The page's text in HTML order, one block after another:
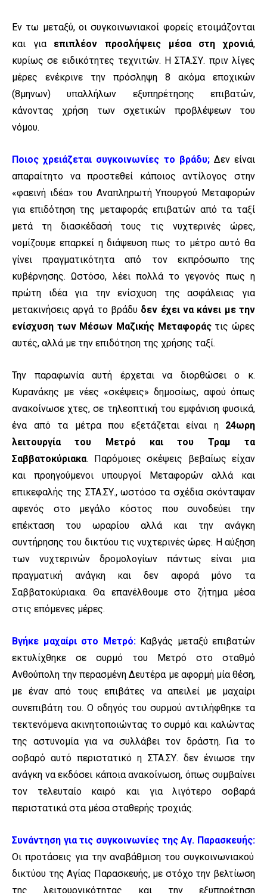
Εν τω μεταξύ, οι συγκοινωνιακοί φορείς ετοιμάζονται
και για επιπλέον προσλήψεις μέσα στη χρονιά,
κυρίως σε ειδικότητες τεχνιτών. Η ΣΤΑ.ΣΥ. πριν λίγες
μέρες ενέκρινε την πρόσληψη 8 ακόμα εποχικών
(8μηνων) υπαλλήλων εξυπηρέτησης επιβατών,
κάνοντας χρήση των σχετικών προβλέψεων του
νόμου.
Ποιος χρειάζεται συγκοινωνίες το βράδυ;Δεν είναι
απαραίτητο να προστεθεί κάποιος αντίλογος στην
«φαεινή ιδέα» του Αναπληρωτή Υπουργού Μεταφορών
για επιδότηση της μεταφοράς επιβατών από τα ταξί
μετά τη διασκέδασή τους τις νυχτερινές ώρες,
νομίζουμε επαρκεί η διάψευση πως το μέτρο αυτό θα
γίνει πραγματικότητα από τον εκπρόσωπο της
κυβέρνησης. Ωστόσο, λέει πολλά το γεγονός πως η
πρώτη ιδέα για την ενίσχυση της ασφάλειας για
μετακινήσεις αργά το βράδυ δεν έχει να κάνει με την
ενίσχυση των Μέσων Μαζικής Μεταφοράςτις ώρες
αυτές, αλλά με την επιδότηση της χρήσης ταξί.
Την παραφωνία αυτή έρχεται να διορθώσει ο κ.
Κυρανάκης με νέες «σκέψεις» δημοσίως, αφού όπως
ανακοίνωσε χτες, σε τηλεοπτική του εμφάνιση φυσικά,
ένα από τα μέτρα που εξετάζεται είναι η 24ωρη
λειτουργία του Μετρό και του Τραμ τα
Σαββατοκύριακα. Παρόμοιες σκέψεις βεβαίως είχαν
και προηγούμενοι υπουργοί Μεταφορών αλλά και
επικεφαλής της ΣΤΑ.ΣΥ., ωστόσο τα σχέδια σκόνταψαν
αφενός στο μεγάλο κόστος που συνοδεύει την
επέκταση του ωραρίου αλλά και την ανάγκη
συντήρησης του δικτύου τις νυχτερινές ώρες. Η αύξηση
των νυχτερινών δρομολογίων πάντως είναι μια
πραγματική ανάγκη και δεν αφορά μόνο τα
Σαββατοκύριακα. Θα επανέλθουμε στο ζήτημα μέσα
στις επόμενες μέρες.
Βγήκε μαχαίρι στο Μετρό:Καβγάς μεταξύ επιβατών
εκτυλίχθηκε σε συρμό του Μετρό στο σταθμό
Ανθούπολη την περασμένη Δευτέρα με αφορμή μία θέση,
με έναν από τους επιβάτες να απειλεί με μαχαίρι
συνεπιβάτη του. Ο οδηγός του συρμού αντιλήφθηκε τα
τεκτενόμενα ακινητοποιώντας το συρμό και καλώντας
της αστυνομία για να συλλάβει τον δράστη. Για το
σοβαρό αυτό περιστατικό η ΣΤΑ.ΣΥ. δεν ένιωσε την
ανάγκη να εκδόσει κάποια ανακοίνωση, όπως συμβαίνει
τον τελευταίο καιρό και για λιγότερο σοβαρά
περιστατικά στα μέσα σταθερής τροχιάς.
Συνάντηση για τις συγκοινωνίες της Αγ. Παρασκευής:
Οι προτάσεις για την αναβάθμιση του συγκοινωνιακού
δικτύου της Αγίας Παρασκευής, με στόχο την βελτίωση
της λειτουργικότητας και την εξυπηρέτηση